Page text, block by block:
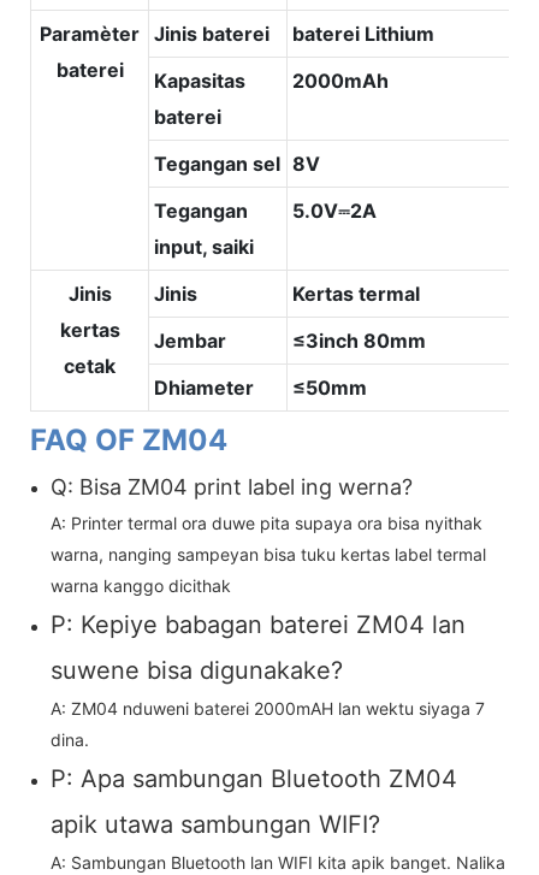
Paramèter
baterei
Jinis baterei
baterei Lithium
Kapasitas
baterei
2000mAh
Tegangan sel 8V
Tegangan
input, saiki
5.0V⎓2A
Jinis
kertas
cetak
Jinis
Kertas termal
Jembar
≤3inch 80mm
Dhiameter
≤50mm
FAQ OF ZM04
Q: Bisa ZM04 print label ing werna?
A: Printer termal ora duwe pita supaya ora bisa nyithak
warna, nanging sampeyan bisa tuku kertas label termal
warna kanggo dicithak
P: Kepiye babagan baterei ZM04 lan
suwene bisa digunakake?
A: ZM04 nduweni baterei 2000mAH lan wektu siyaga 7
dina.
P: Apa sambungan Bluetooth ZM04
apik utawa sambungan WIFI?
A: Sambungan Bluetooth lan WIFI kita apik banget. Nalika